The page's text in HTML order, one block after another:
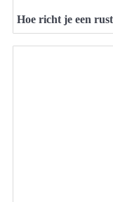
Hoe richt je een